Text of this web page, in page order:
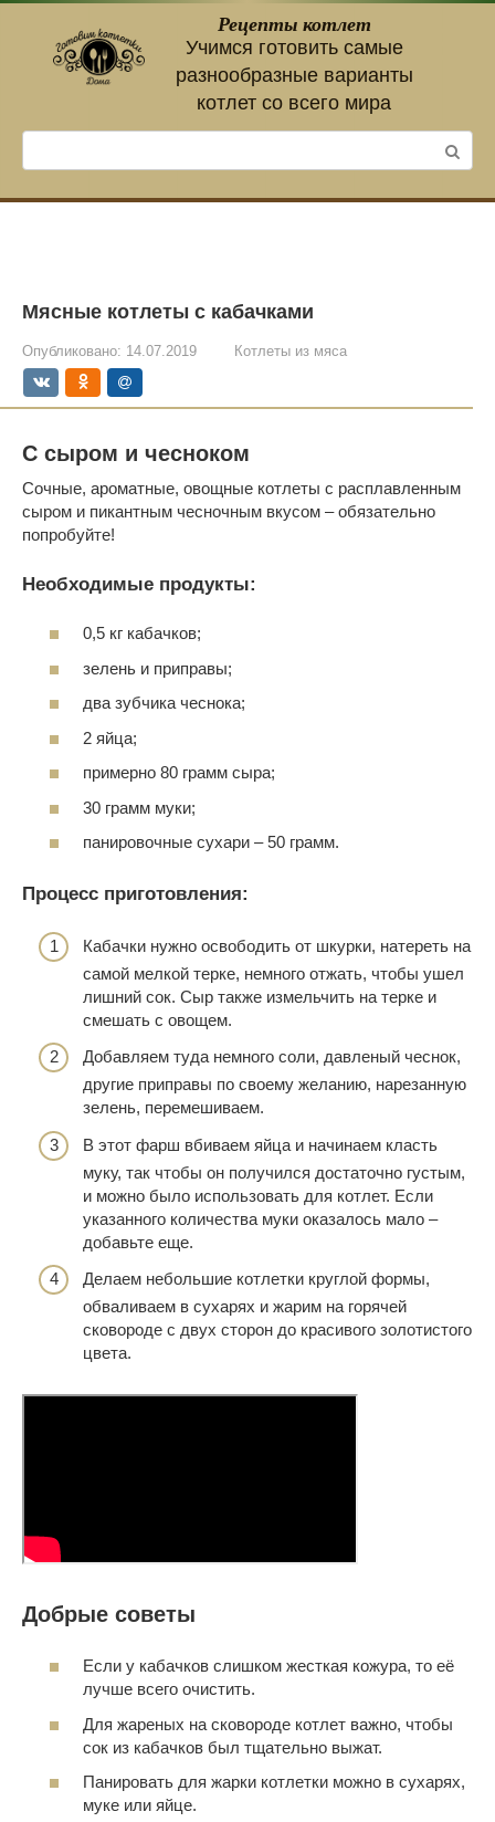
контенту
Рецепты котлет
Учимся готовить самые
разнообразные варианты
котлет со всего мира
Мясные котлеты с кабачками
Опубликовано: 14.07.2019 Котлеты из мяса
С сыром и чесноком
Сочные, ароматные, овощные котлеты с расплавленным
сыром и пикантным чесночным вкусом – обязательно
попробуйте!
Необходимые продукты:
0,5 кг кабачков;
зелень и приправы;
два зубчика чеснока;
2 яйца;
примерно 80 грамм сыра;
30 грамм муки;
панировочные сухари – 50 грамм.
Процесс приготовления:
Кабачки нужно освободить от шкурки, натереть на
самой мелкой терке, немного отжать, чтобы ушел
лишний сок. Сыр также измельчить на терке и
смешать с овощем.
Добавляем туда немного соли, давленый чеснок,
другие приправы по своему желанию, нарезанную
зелень, перемешиваем.
В этот фарш вбиваем яйца и начинаем класть
муку, так чтобы он получился достаточно густым,
и можно было использовать для котлет. Если
указанного количества муки оказалось мало –
добавьте еще.
Делаем небольшие котлетки круглой формы,
обваливаем в сухарях и жарим на горячей
сковороде с двух сторон до красивого золотистого
цвета.
Добрые советы
Если у кабачков слишком жесткая кожура, то её
лучше всего очистить.
Для жареных на сковороде котлет важно, чтобы
сок из кабачков был тщательно выжат.
Панировать для жарки котлетки можно в сухарях,
муке или яйце.